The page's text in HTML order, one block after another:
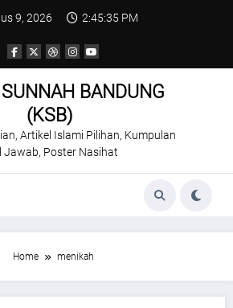
9, 2026 2:45:35 PM
BANDUNG
(KSB)
Artikel Islami Pilihan, Kumpulan
Jawab, Poster Nasihat
Home menikah